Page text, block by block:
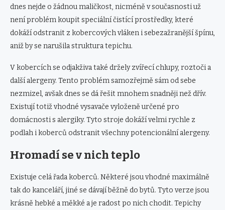
dnes nejde o žádnou maličkost, nicméně v současnosti už
není problém koupit speciální čistící prostředky, které
dokáží odstranit z kobercových vláken i sebezažranější špínu,
aniž by se narušila struktura tepichu.
V kobercích se odjakživa také držely zvířecí chlupy, roztoči a
další alergeny. Tento problém samozřejmě sám od sebe
nezmizel, avšak dnes se dá řešit mnohem snadněji než dřív.
Existují totiž vhodné vysavače vyloženě určené pro
domácnosti s alergiky. Tyto stroje dokáží velmi rychle z
podlah i koberců odstranit všechny potencionální alergeny.
Hromadí se v nich teplo
Existuje celá řada koberců. Některé jsou vhodné maximálně
tak do kanceláří, jiné se dávají běžně do bytů. Tyto verze jsou
krásně hebké a měkké a je radost po nich chodit. Tepichy